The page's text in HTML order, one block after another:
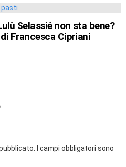
Selassié non sta bene?
Francesca Cipriani
I campi obbligatori sono